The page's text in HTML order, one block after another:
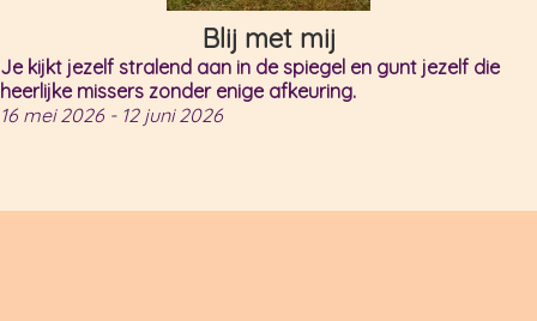
Blij met mij
Je kijkt jezelf stralend aan in de spiegel en gunt jezelf die
heerlijke missers zonder enige afkeuring.
16 mei 2026 - 12 juni 2026